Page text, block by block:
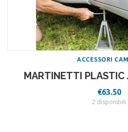
ACCESSORI
MARTINETTI PLASTIC
€63.50
2 disponibili